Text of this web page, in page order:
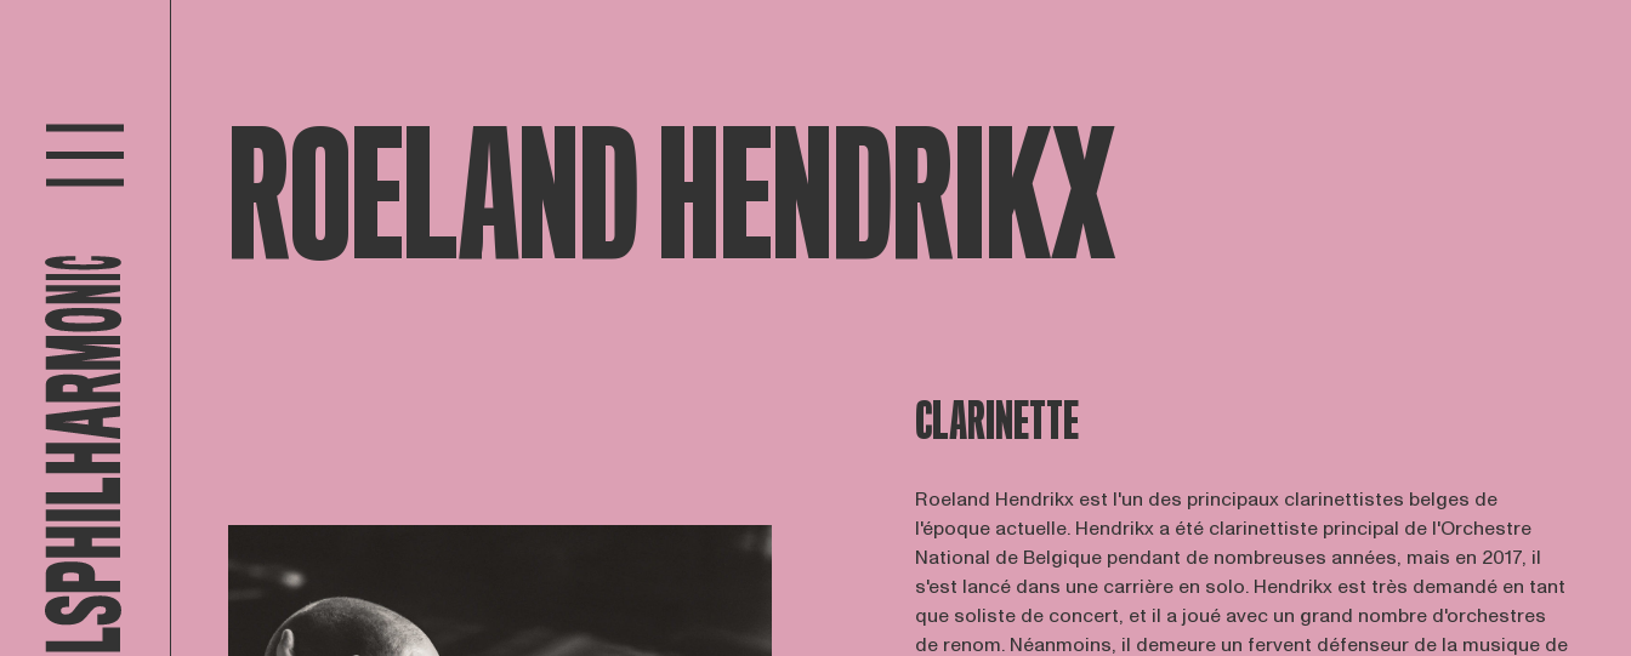
ROELAND HENDRIKX
CLARINETTE
Roeland Hendrikx est l'un des principaux clarinettistes belges de
l'époque actuelle. Hendrikx a été clarinettiste principal de l'Orchestre
National de Belgique pendant de nombreuses années, mais en 2017, il
s'est lancé dans une carrière en solo. Hendrikx est très demandé en tant
que soliste de concert, et il a joué avec un grand nombre d'orchestres
de renom. Néanmoins, il demeure un fervent défenseur de la musique de